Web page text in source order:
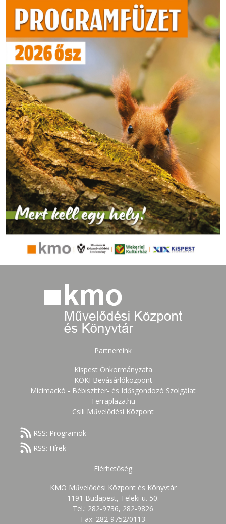
Partnereink
Kispest Önkormányzata
KÖKI Bevásárlóközpont
Micimackó - Bébiszitter- és Idősgondozó Szolgálat
Terraplaza.hu
Csili Művelődési Központ
RSS: Programok
RSS: Hírek
Elérhetőség
KMO Művelődési Központ és Könyvtár
1191 Budapest, Teleki u. 50.
Tel.: 282-9736, 282-9826
Fax: 282-9752/0113